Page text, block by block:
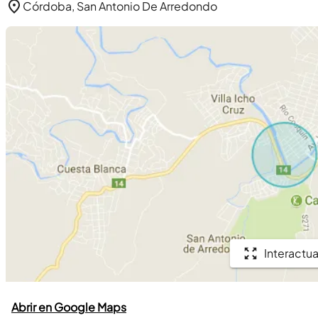
Córdoba, San Antonio De Arredondo
Abrir en Google Maps